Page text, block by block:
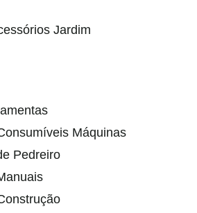
Jardim
Máquinas
Pedreiro